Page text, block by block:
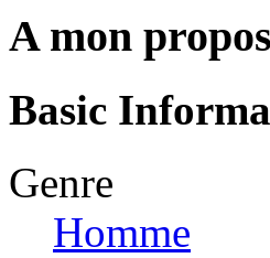
A mon propos
Basic
Genre
Homme